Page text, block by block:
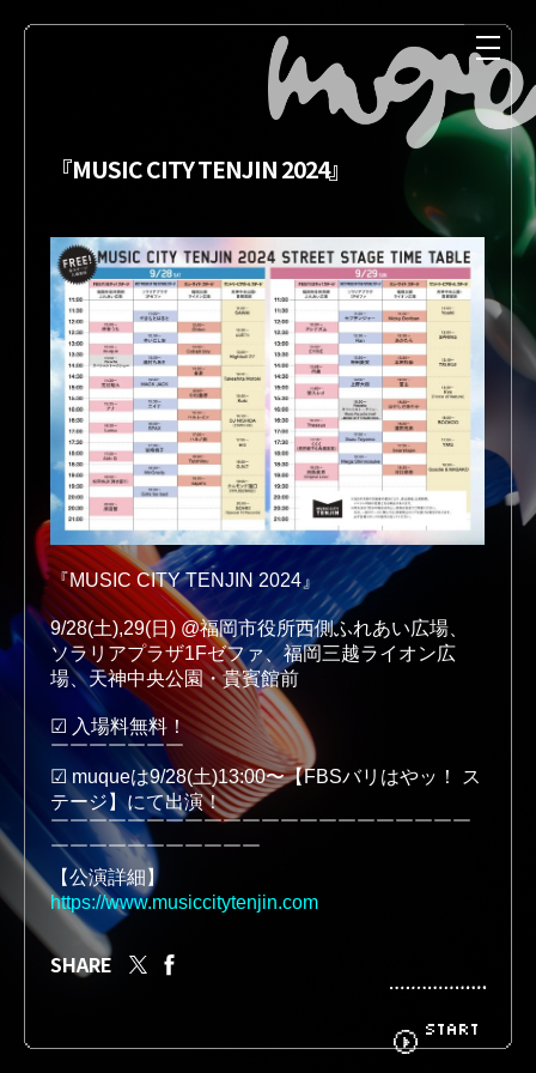
NEWS MEDIA
LIVE DISCOGRAPHY
BIOGRAPHY GOODS
FANCLUB CONTACT
START
『MUSIC CITY TENJIN 2024』
『MUSIC CITY TENJIN 2024』
9/28(土),29(日) @福岡市役所西側ふれあい広場、
ソラリアプラザ1Fゼファ、福岡三越ライオン広
場、天神中央公園・貴賓館前
☑︎ 入場料無料！
￣￣￣￣￣￣￣
☑︎ muqueは9/28(土)13:00〜【FBSバリはやッ！ ス
テージ】にて出演！
￣￣￣￣￣￣￣￣￣￣￣￣￣￣￣￣￣￣￣￣￣￣
￣￣￣￣￣￣￣￣￣￣￣
【公演詳細】
https://www.musiccitytenjin.com
SHARE
« BACK